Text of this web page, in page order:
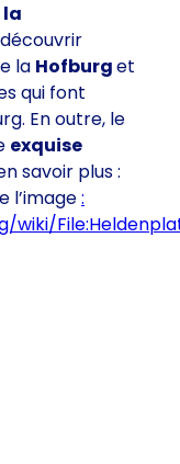
la
la Hofburget
qui font
En outre, le
exquise
savoir plus :
l’image:
wiki/